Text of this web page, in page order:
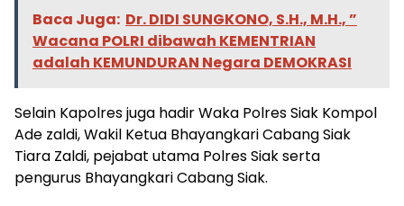
Baca Juga: Dr. DIDI SUNGKONO, S.H., M.H., ”
Wacana POLRI dibawah KEMENTRIAN
adalah KEMUNDURAN Negara DEMOKRASI
Selain Kapolres juga hadir Waka Polres Siak Kompol
Ade zaldi, Wakil Ketua Bhayangkari Cabang Siak
Tiara Zaldi, pejabat utama Polres Siak serta
pengurus Bhayangkari Cabang Siak.